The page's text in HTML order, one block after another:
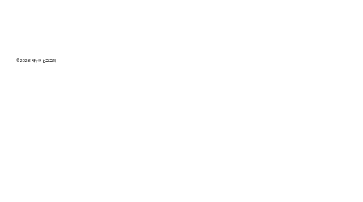
© 2026 새누리 선교 교회